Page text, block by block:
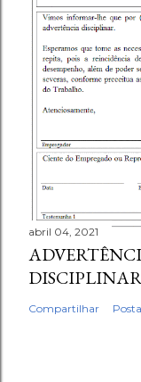
abril 04, 2021
Compartilhar